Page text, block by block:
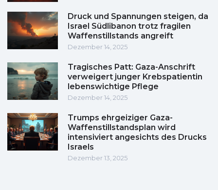
Druck und Spannungen steigen, da
Israel Südlibanon trotz fragilen
Waffenstillstands angreift
Dezember 14, 2025
Tragisches Patt: Gaza-Anschrift
verweigert junger Krebspatientin
lebenswichtige Pflege
Dezember 14, 2025
Trumps ehrgeiziger Gaza-
Waffenstillstandsplan wird
intensiviert angesichts des Drucks
Israels
Dezember 13, 2025